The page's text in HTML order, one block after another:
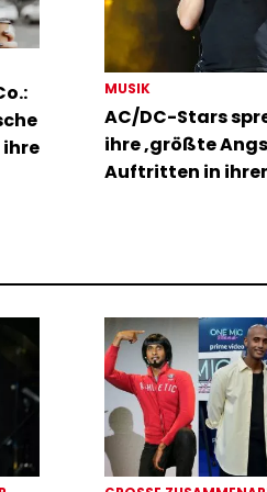
MUSIK
AC/DC-Stars
ihre ‚größte
Auftritten in